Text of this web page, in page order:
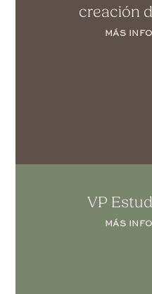
creación
MÁS
VP
MÁS